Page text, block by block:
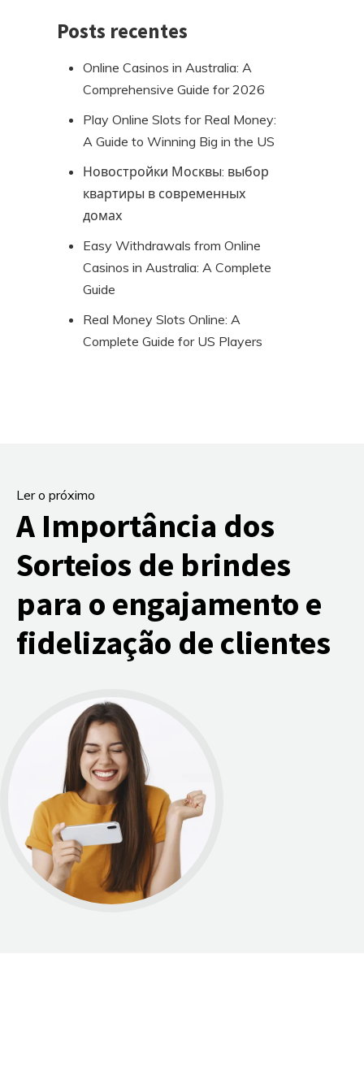
Posts recentes
Online Casinos in Australia: A
Comprehensive Guide for 2026
Play Online Slots for Real Money:
A Guide to Winning Big in the US
Новостройки Москвы: выбор
квартиры в современных
домах
Easy Withdrawals from Online
Casinos in Australia: A Complete
Guide
Real Money Slots Online: A
Complete Guide for US Players
Ler o próximo
A Importância dos
Sorteios de brindes
para o engajamento e
fidelização de clientes